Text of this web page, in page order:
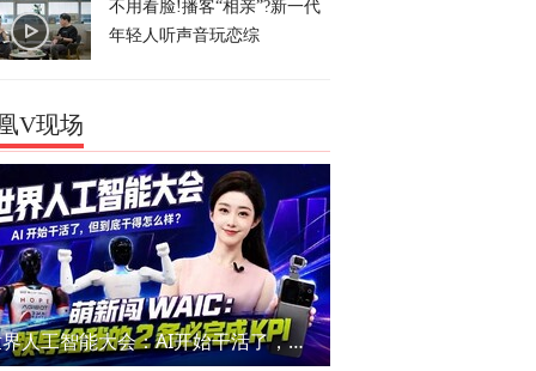
不用看脸!播客“相亲”?新一代
年轻人听声音玩恋综
V现场
世界人工智能大会：AI开始干活了，但到底干的怎么样？萌新闯WAIC